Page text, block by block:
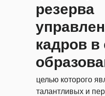
целью которого
талантливых и
резерва
кадров